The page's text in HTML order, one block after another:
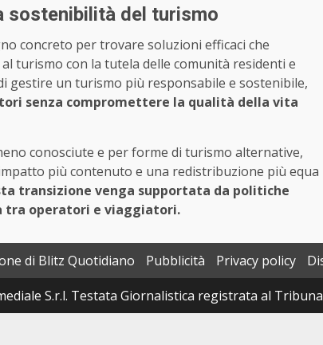
sostenibilità del turismo
concreto per trovare soluzioni efficaci che
turismo con la tutela delle comunità residenti e
gestire un turismo più responsabile e sostenibile,
senza compromettere la qualità della vita
conosciute e per forme di turismo alternative,
più contenuto e una redistribuzione più equa
transizione venga supportata da politiche
tra operatori e viaggiatori.
di Blitz Quotidiano Pubblicità Privacy policy
S.r.l. Testata Giornalistica registrata al